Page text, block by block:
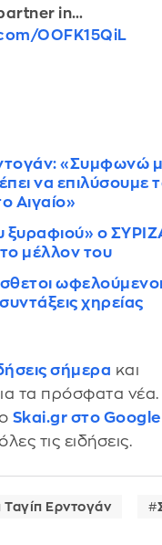
in…
OOFK15QiL
«Συμφωνώ
να επιλύσουμε
Αιγαίο»
ξυραφιού» ο
μέλλον του
χηρείας
σήμερα και
τα πρόσφατα νέα.
Skai.gr στο
τις ειδήσεις.
Ταγίπ Ερντογάν